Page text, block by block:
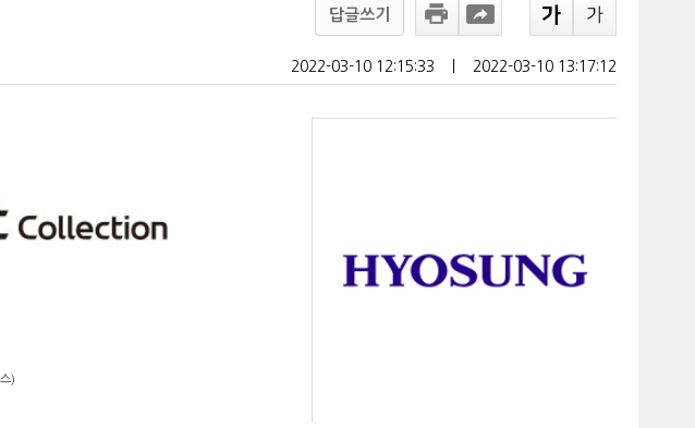
답글쓰기
2022-03-10 12:15:33 2022-03-10 13:17:12
)